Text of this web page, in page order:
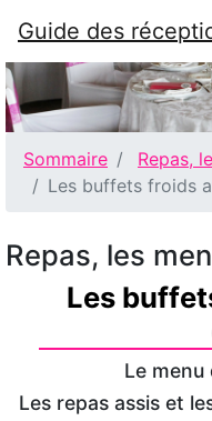
Guide des
Sommaire
Repas,
Les buffets froids
Repas, les
Les
Le
Les repas assis et